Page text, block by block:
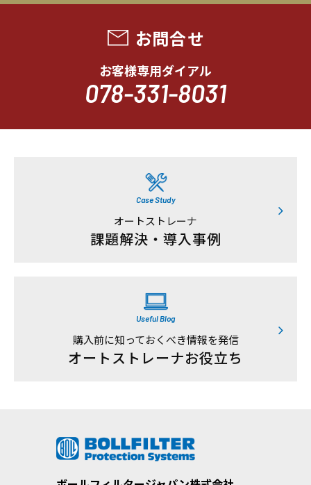
お問合せ
お客様専用ダイアル
078-331-8031
Case Study
オートストレーナ
課題解決・導入事例
Useful Blog
購入前に知っておくべき情報を発信
オートストレーナお役立ち